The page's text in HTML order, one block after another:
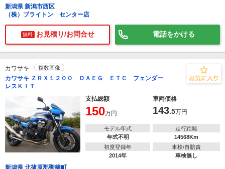
新潟県 新潟市西区
（株）ブライトン センター店
無料 お見積り/お問合せ 電話をかける
カワサキ 複数画像
カワサキ ＺＲＸ１２００ ＤＡＥＧ ＥＴＣ フェンダー
レスＫＩＴ
支払総額
車両価格
150万円 143.5万円
モデル年式
年式不明
走行距離
14568Km
初度登録年
2014年
車検/自賠責
車検無し
新潟県 北蒲原郡聖籠町